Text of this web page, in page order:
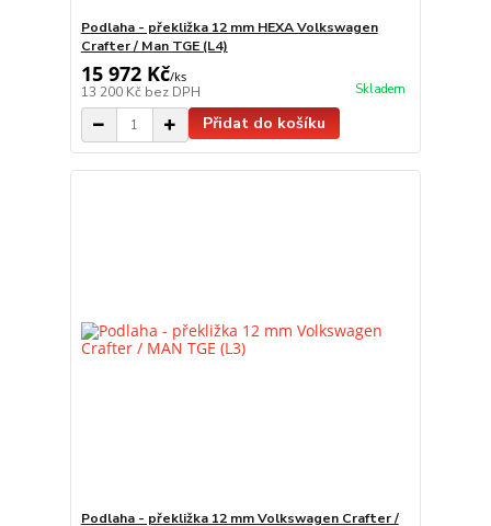
Podlaha - překližka 12 mm HEXA Volkswagen
Crafter / Man TGE (L4)
15 972 Kč/ks
13 200 Kč bez DPH Skladem
Přidat do košíku
Podlaha - překližka 12 mm Volkswagen Crafter /